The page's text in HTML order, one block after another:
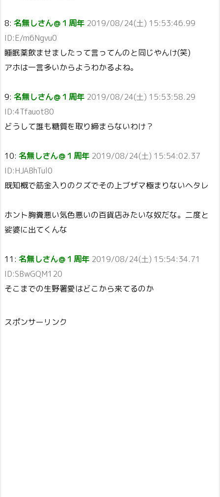
8: 名無しさん＠１周年 2019/08/24(土) 15:53:46.99
ID:E/m6Ngvu0
睡眠薬飲ませましたって言ってんのと同じやんけ(笑)
アホは一言多いからようわかるよね。
9: 名無しさん＠１周年 2019/08/24(土) 15:53:58.29
ID:4Tfauot80
どうして誰も糖質を取り締まらないわけ？
10: 名無しさん＠１周年 2019/08/24(土) 15:54:02.37
ID:HJABhTul0
既知概で筋金入りのクズでその上ブザマ極まりないヘタレ
ホント胸糞悪い気色悪いの百貨店みたいな奴だな。二度と
娑婆に出てくんな
11: 名無しさん＠１周年 2019/08/24(土) 15:54:34.71
ID:SBwGQM120
そこまでの生野署愛はどこから来てるのか
スポンサーリンク